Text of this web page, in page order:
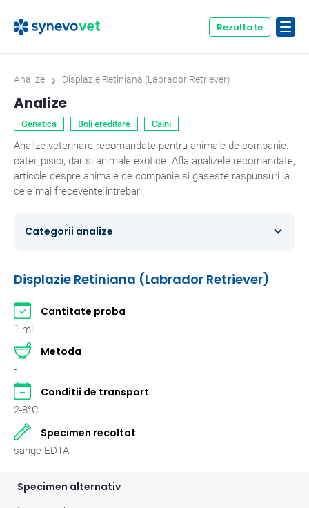
Rezultate
Analize › Displazie Retiniana (Labrador Retriever)
Analize
Genetica Boli ereditare Caini
Analize veterinare recomandate pentru animale de companie:
catei, pisici, dar si animale exotice. Afla analizele recomandate,
articole despre animale de companie si gaseste raspunsuri la
cele mai frecevente intrebari.
Categorii analize
Pisici
Rumegatoare mari
Displazie Retiniana (Labrador Retriever)
Cantitate proba
1 ml
Metoda
-
Conditii de transport
2-8°C
Specimen recoltat
sange EDTA
Specimen alternativ